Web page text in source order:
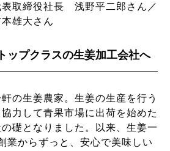
表取締役社長 浅野平二郎さん／
雄大さん
ップクラスの生姜加工会社へ
の生姜農家。生姜の生産を行う
力して青果市場に出荷を始めた
礎となりました。以来、生姜一
業からずっと、安心で美味しい